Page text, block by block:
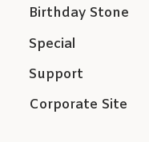
Support
Corporate Site
Birthday Stone
Special